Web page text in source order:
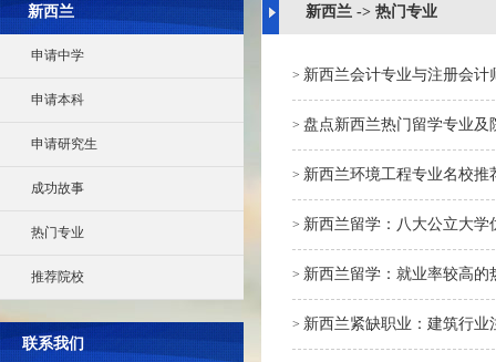
新西兰
申请中学
申请本科
申请研究生
成功故事
热门专业
推荐院校
联系我们
新西兰 -> 热门专业
> 新西兰会计专业与注册会计
> 盘点新西兰热门留学专业及
> 新西兰环境工程专业名校推
> 新西兰留学：八大公立大学
> 新西兰留学：就业率较高的
> 新西兰紧缺职业：建筑行业